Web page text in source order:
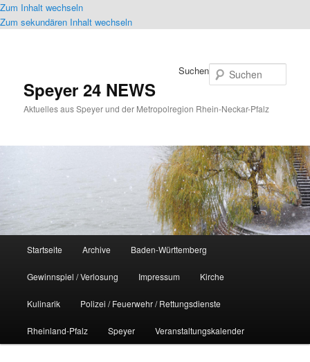
Zum Inhalt wechseln
Zum sekundären Inhalt wechseln
Speyer 24 NEWS
Aktuelles aus Speyer und der Metropolregion Rhein-Neckar-Pfalz
Suchen
Startseite Archive Baden-Württemberg
Gewinnspiel / Verlosung Impressum Kirche
Kulinarik Polizei / Feuerwehr / Rettungsdienste
Rheinland-Pfalz Speyer Veranstaltungskalender